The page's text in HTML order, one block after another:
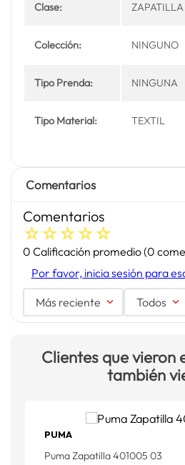
Clase: ZAPATILLA
Colección: NINGUNO
Tipo Prenda: NINGUNA
Tipo Material: TEXTIL
Comentarios
Comentarios
☆☆☆☆☆
0 Calificación promedio(0
Por favor, inicia sesión para
Más reciente Todos
Clientes que vieron
también
PUMA
Puma Zapatilla 401005 03